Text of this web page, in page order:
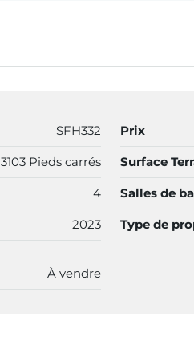
SFH332 Prix
3103 Pieds carrés Surface
4 Salles de
2023 Type de
À vendre